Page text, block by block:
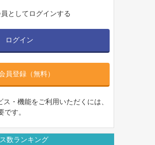
としてログインする
ログイン
員登録（無料）
・機能をご利用いただくには、
です。
数ランキング